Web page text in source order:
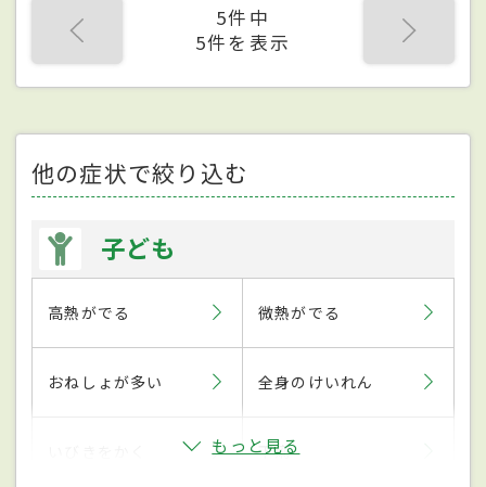
5件中
5件を表示
他の症状で絞り込む
子ども
高熱がでる 微熱がでる
おねしょが多い 全身のけいれん
下痢
もっと見る